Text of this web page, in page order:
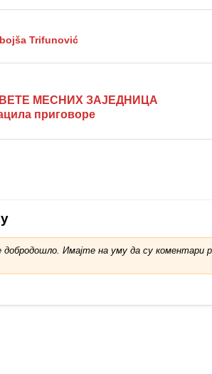
Trifunović
МЕСНИХ ЗАЈЕДНИЦА
приговоре
Имајте на уму да су коментари